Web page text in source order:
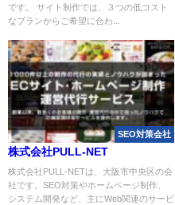
です。 サイト制作では、３つの低コスト
なプランからご希望に合わ...
SEO対策会社
株式会社PULL-NET
株式会社PULL-NETは、大阪市中央区の会
社です。SEO対策やホームページ制作、
システム開発など、主にWeb関連のサービ